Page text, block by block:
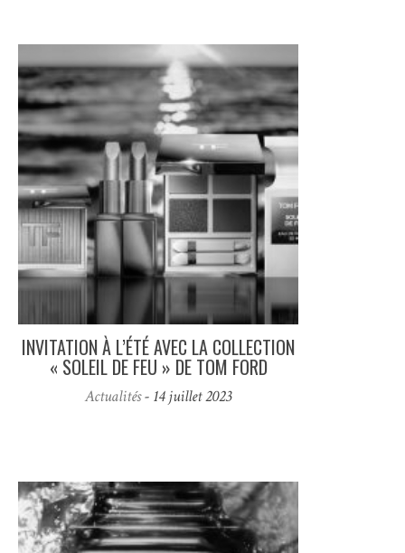
INVITATION À L’ÉTÉ AVEC LA COLLECTION
« SOLEIL DE FEU » DE TOM FORD
Actualités- 14 juillet 2023